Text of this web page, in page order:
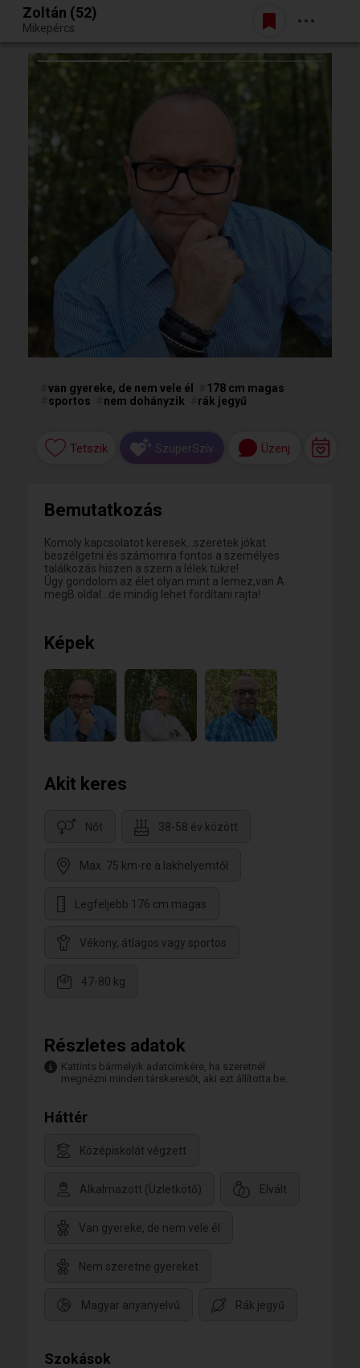
Egy jó randiból bármi lehet.
Belépés
Zoltán (52)
Mikepércs
van gyereke, de nem vele él
178 cm magas
sportos nem dohányzik rák jegyű
Tetszik SzuperSzív Üzenj
Bemutatkozás
Komoly kapcsolatot keresek...szeretek jókat
beszélgetni és számomra fontos a személyes
találkozás hiszen a szem a lélek tükre!
Úgy gondolom az élet olyan mint a lemez,van A
megB oldal...de mindig lehet fordítani rajta!
Képek
Akit keres
Nőt 38-58 év között
Max. 75 km-re a lakhelyemtől
Legfeljebb 176 cm magas
Vékony, átlagos vagy sportos
47-80 kg
Részletes adatok
Kattints bármelyik adatcímkére, ha szeretnél
megnézni minden társkeresőt, aki ezt állította be.
Háttér
Középiskolát végzett
Alkalmazott (Üzletkötő) Elvált
Van gyereke, de nem vele él
Nem szeretne gyereket
Magyar anyanyelvű Rák jegyű
Szokások